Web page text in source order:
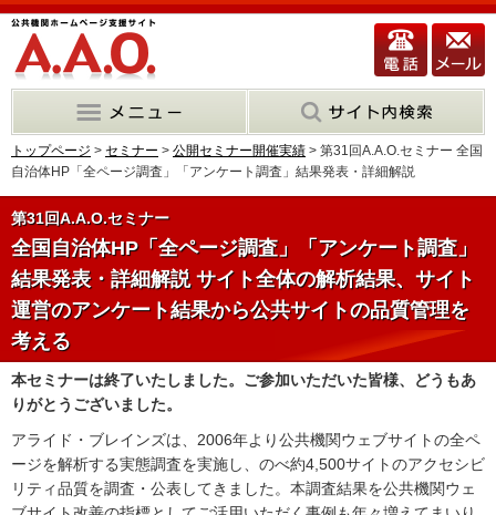
トップページ > セミナー > 公開セミナー開催実績 > 第31回A.A.O.セミナー 全国
自治体HP「全ページ調査」「アンケート調査」結果発表・詳細解説
第31回A.A.O.セミナー
全国自治体HP「全ページ調査」「アンケート調査」
結果発表・詳細解説 サイト全体の解析結果、サイト
運営のアンケート結果から公共サイトの品質管理を
考える
本セミナーは終了いたしました。ご参加いただいた皆様、どうもあ
りがとうございました。
アライド・ブレインズは、2006年より公共機関ウェブサイトの全ペ
ージを解析する実態調査を実施し、のべ約4,500サイトのアクセシビ
リティ品質を調査・公表してきました。本調査結果を公共機関ウェ